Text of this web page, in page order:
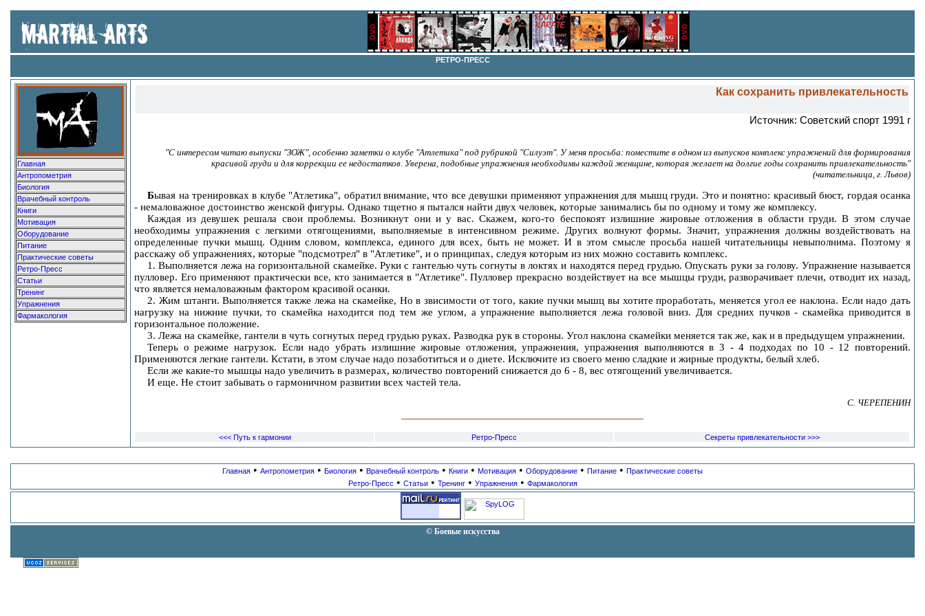
РЕТРО-ПРЕСС
Главная
Антропометрия
Биология
Врачебный контроль
Книги
Мотивация
Оборудование
Питание
Практические советы
Ретро-Пресс
Статьи
Тренинг
Упражнения
Фармакология
Как сохранить привлекательность
Источник: Советский спорт 1991 г
"С интересом читаю выпуски "ЗОЖ", особенно заметки о клубе "Атлетика" под рубрикой "Силуэт". У меня просьба: поместите в одном из выпусков комплекс упражнений для формирования
красивой груди и для коррекции ее недостатков. Уверена, подобные упражнения необходимы каждой женщине, которая желает на долгие годы сохранить привлекательность"
(читательница, г. Львов)
Бывая на тренировках в клубе "Атлетика", обратил внимание, что все девушки применяют упражнения для мышц груди. Это и понятно: красивый бюст, гордая осанка
- немаловажное достоинство женской фигуры. Однако тщетно я пытался найти двух человек, которые занимались бы по одному и тому же комплексу.
Каждая из девушек решала свои проблемы. Возникнут они и у вас. Скажем, кого-то беспокоят излишние жировые отложения в области груди. В этом случае
необходимы упражнения с легкими отягощениями, выполняемые в интенсивном режиме. Других волнуют формы. Значит, упражнения должны воздействовать на
определенные пучки мышц. Одним словом, комплекса, единого для всех, быть не может. И в этом смысле просьба нашей читательницы невыполнима. Поэтому я
расскажу об упражнениях, которые "подсмотрел" в "Атлетике", и о принципах, следуя которым из них можно составить комплекс.
1. Выполняется лежа на горизонтальной скамейке. Руки с гантелью чуть согнуты в локтях и находятся перед грудью. Опускать руки за голову. Упражнение называется
пулловер. Его применяют практически все, кто занимается в "Атлетике". Пулловер прекрасно воздействует на все мышцы груди, разворачивает плечи, отводит их назад,
что является немаловажным фактором красивой осанки.
2. Жим штанги. Выполняется также лежа на скамейке, Но в звисимости от того, какие пучки мышц вы хотите проработать, меняется угол ее наклона. Если надо дать
нагрузку на нижние пучки, то скамейка находится под тем же углом, а упражнение выполняется лежа головой вниз. Для средних пучков - скамейка приводится в
горизонтальное положение.
3. Лежа на скамейке, гантели в чуть согнутых перед грудью руках. Разводка рук в стороны. Угол наклона скамейки меняется так же, как и в предыдущем упражнении.
Теперь о режиме нагрузок. Если надо убрать излишние жировые отложения, упражнения, упражнения выполняются в 3 - 4 подходах по 10 - 12 повторений.
Применяются легкие гантели. Кстати, в этом случае надо позаботиться и о диете. Исключите из своего меню сладкие и жирные продукты, белый хлеб.
Если же какие-то мышцы надо увеличить в размерах, количество повторений снижается до 6 - 8, вес отягощений увеличивается.
И еще. Не стоит забывать о гармоничном развитии всех частей тела.
С. ЧЕРЕПЕНИН
<<< Путь к гармонии Ретро-Пресс Секреты привлекательности >>>
Главная • Антропометрия • Биология • Врачебный контроль • Книги • Мотивация • Оборудование • Питание • Практические советы
Ретро-Пресс • Статьи• Тренинг• Упражнения• Фармакология
© Боевые искусства